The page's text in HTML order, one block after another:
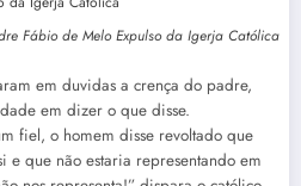
Fábio de Melo Expulso da Igerja Católica
em duvidas a crença do padre,
em dizer o que disse.
fiel, o homem disse revoltado que
que não estaria representando em